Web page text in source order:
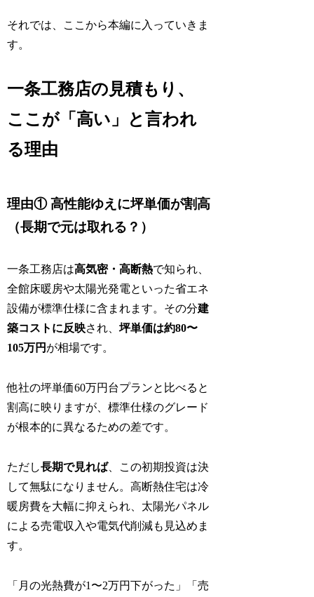
それでは、ここから本編に入っていきま
す。
一条工務店の見積もり、
ここが「高い」と言われ
る理由
理由① 高性能ゆえに坪単価が割高
（長期で元は取れる？）
一条工務店は高気密・高断熱で知られ、
全館床暖房や太陽光発電といった省エネ
設備が標準仕様に含まれます。その分建
築コストに反映され、坪単価は約80〜
105万円 が相場です。
他社の坪単価60万円台プランと比べると
割高に映りますが、標準仕様のグレード
が根本的に異なるための差です。
ただし長期で見れば、この初期投資は決
して無駄になりません。高断熱住宅は冷
暖房費を大幅に抑えられ、太陽光パネル
による売電収入や電気代削減も見込めま
す。
「月の光熱費が1〜2万円下がった」「売